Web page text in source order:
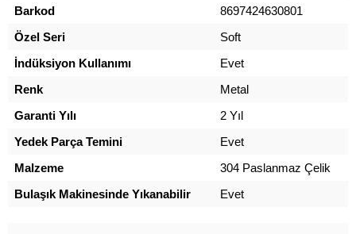
Barkod
8697424630801
Özel Seri
Soft
İndüksiyon Kullanımı
Evet
Renk
Metal
Garanti Yılı
2 Yıl
Yedek Parça Temini
Evet
Malzeme
304 Paslanmaz Çelik
Bulaşık Makinesinde Yıkanabilir
Evet